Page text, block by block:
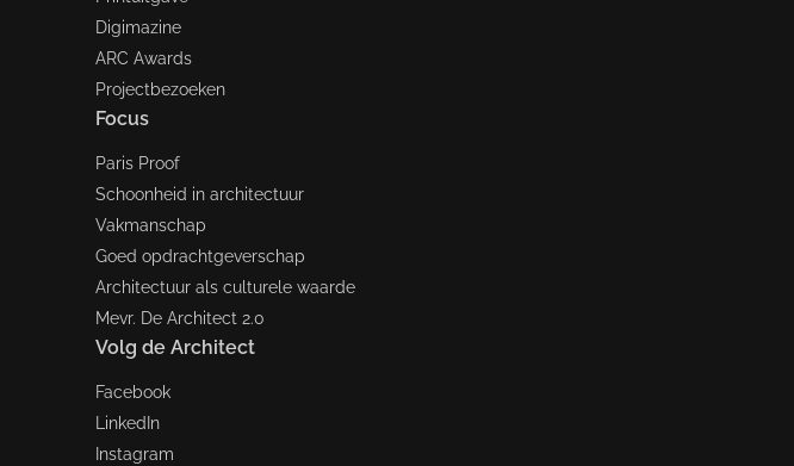
Digimazine
ARC Awards
Projectbezoeken
Focus
Paris Proof
Schoonheid in architectuur
Vakmanschap
Goed opdrachtgeverschap
Architectuur als culturele waarde
Mevr. De Architect 2.0
Volg de Architect
Facebook
LinkedIn
Instagram